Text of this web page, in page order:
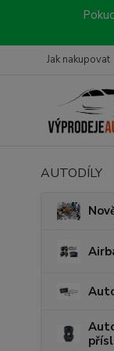
Jak nakupovat
AUTODÍLY